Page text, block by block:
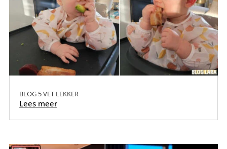
BLOG 5 VET LEKKER
Lees meer